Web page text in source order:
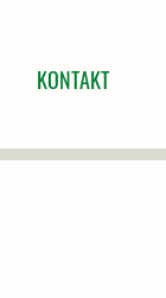
KONTAKT